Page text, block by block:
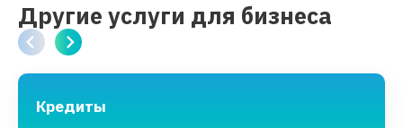
Другие услуги для бизнеса
Кредиты